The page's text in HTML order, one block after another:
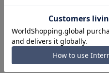
[13号]ウエスト:80cm ヒップ
渡り幅:36.5cm 裾幅:27m
[15号]ウエスト:83cm ヒップ
渡り幅:37.5cm 裾幅:27.5cm
[17号]ウエスト:86cm ヒップ
渡り幅:38.5cm 裾幅:28cm